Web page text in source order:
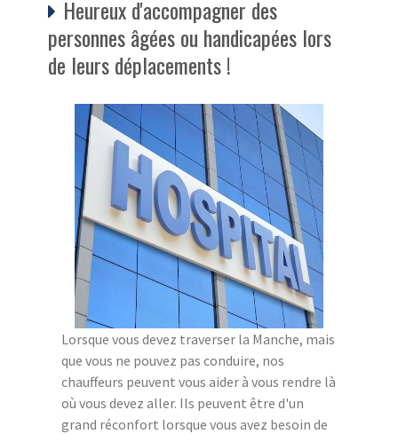
Heureux d'accompagner des
personnes âgées ou handicapées lors
de leurs déplacements !
Lorsque vous devez traverser la Manche, mais
que vous ne pouvez pas conduire, nos
chauffeurs peuvent vous aider à vous rendre là
où vous devez aller. Ils peuvent être d'un
grand réconfort lorsque vous avez besoin de